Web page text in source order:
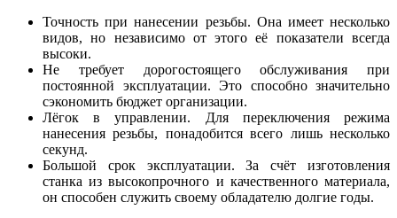
Точность при нанесении резьбы. Она имеет несколько
видов, но независимо от этого её показатели всегда
высоки.
Не требует дорогостоящего обслуживания при
постоянной эксплуатации. Это способно значительно
сэкономить бюджет организации.
Лёгок в управлении. Для переключения режима
нанесения резьбы, понадобится всего лишь несколько
секунд.
Большой срок эксплуатации. За счёт изготовления
станка из высокопрочного и качественного материала,
он способен служить своему обладателю долгие годы.